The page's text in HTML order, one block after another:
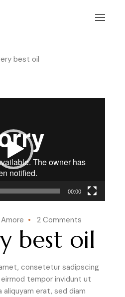
best oil
00:00
Amore 2 Comments
best oil
consetetur sadipscing
tempor invidunt ut
erat, sed diam